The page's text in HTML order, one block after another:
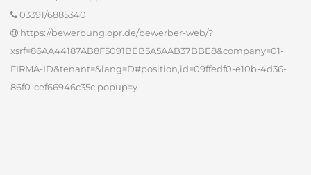
03391/6885340
https://bewerbung.opr.de/bewerber-web/?
xsrf=86AA44187AB8F5091BEB5A5AAB37BBE8&company=01-
FIRMA-ID&tenant=&lang=D#position,id=09ffedf0-e10b-4d36-
86f0-cef66946c35c,popup=y